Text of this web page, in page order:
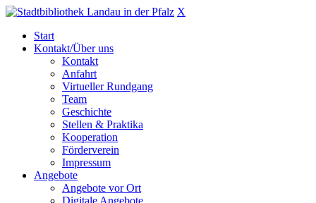
X
Start
Kontakt/Über uns
Kontakt
Anfahrt
Virtueller Rundgang
Team
Geschichte
Stellen & Praktika
Kooperation
Förderverein
Impressum
Angebote
Angebote vor Ort
Digitale Angebote